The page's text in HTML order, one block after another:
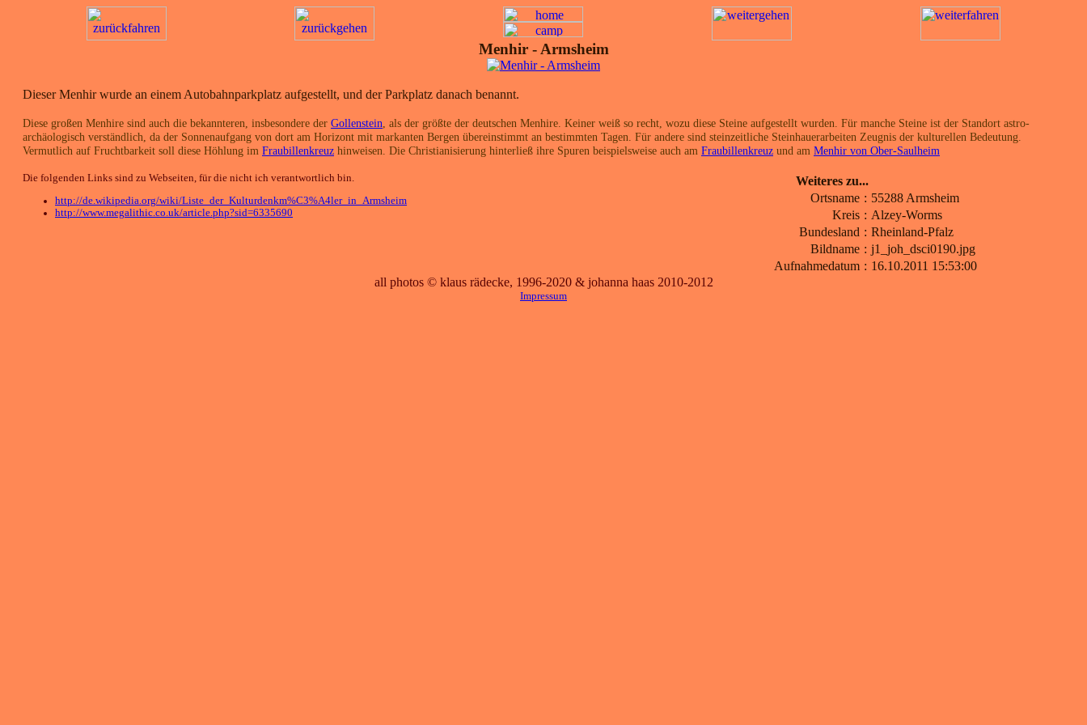
Menhir - Armsheim
Dieser Menhir wurde an einem Autobahnparkplatz aufgestellt, und der Parkplatz danach benannt.
Diese großen Menhire sind auch die bekannteren, insbesondere der Gollenstein , als der größte der deutschen Menhire. Keiner weiß so recht, wozu diese Steine aufgestellt wurden. Für manche Steine ist der Standort astro-
archäologisch verständlich, da der Sonnenaufgang von dort am Horizont mit markanten Bergen übereinstimmt an bestimmten Tagen. Für andere sind steinzeitliche Steinhauerarbeiten Zeugnis der kulturellen Bedeutung.
Vermutlich auf Fruchtbarkeit soll diese Höhlung im Fraubillenkreuz hinweisen. Die Christianisierung hinterließ ihre Spuren beispielsweise auch am Fraubillenkreuz und am Menhir von Ober-Saulheim
Die folgenden Links sind zu Webseiten, für die nicht ich verantwortlich bin.
http://de.wikipedia.org/wiki/Liste_der_Kulturdenkm%C3%A4ler_in_Armsheim
http://www.megalithic.co.uk/article.php?sid=6335690
Weiteres zu...
Ortsname : 55288 Armsheim
Kreis : Alzey-Worms
Bundesland : Rheinland-Pfalz
Bildname : j1_joh_dsci0190.jpg
Aufnahmedatum : 16.10.2011 15:53:00
all photos © klaus rädecke, 1996-2020 & johanna haas 2010-2012
Impressum